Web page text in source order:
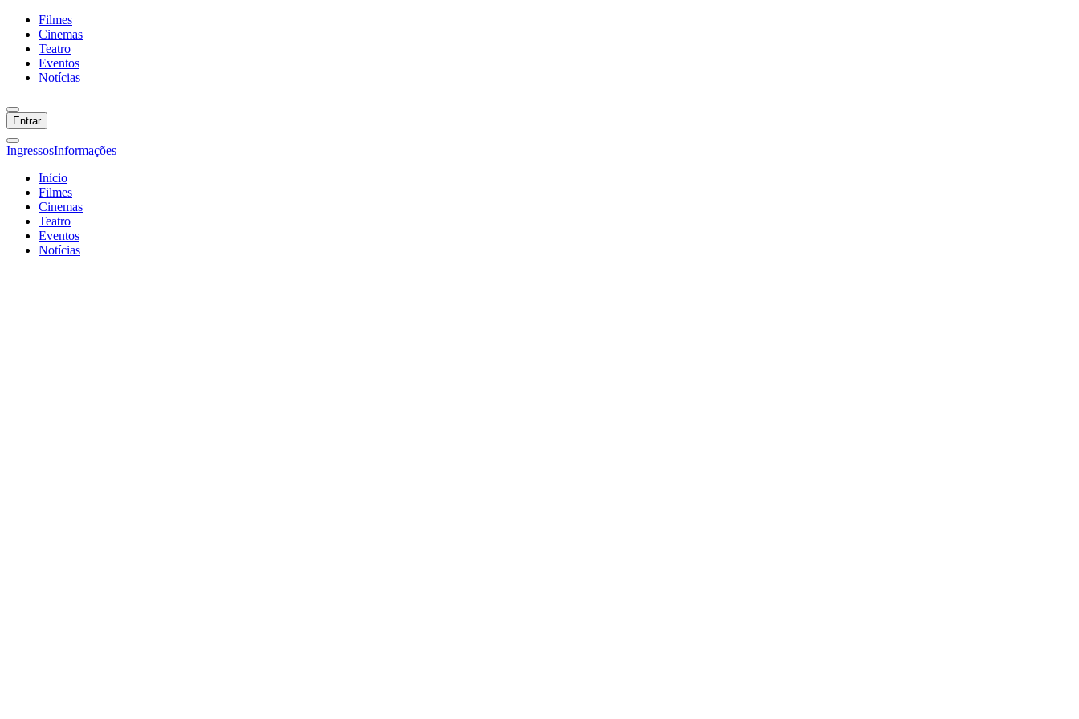
Filmes
Cinemas
Teatro
Eventos
Notícias
Entrar
IngressosInformações
Início
Filmes
Cinemas
Teatro
Eventos
Notícias